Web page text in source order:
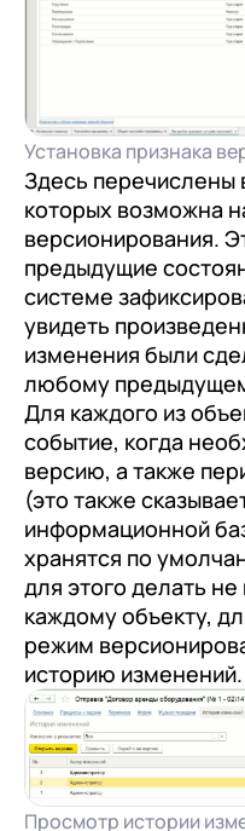
Установка признака
Здесь перечислены
которых возможна
версионирования.
предыдущие
системе
увидеть
изменения были
любому
Для каждого из
событие, когда
версию, а также
(это также
информационной
хранятся по
для этого делать
каждому объекту,
режим
историю изменений.
Просмотр истории